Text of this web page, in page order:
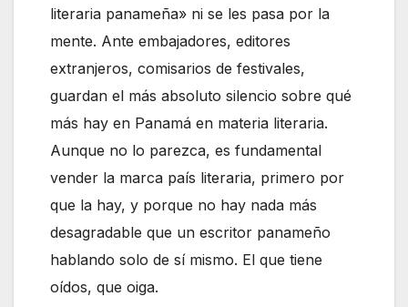
literaria panameña» ni se les pasa por la
mente. Ante embajadores, editores
extranjeros, comisarios de festivales,
guardan el más absoluto silencio sobre qué
más hay en Panamá en materia literaria.
Aunque no lo parezca, es fundamental
vender la marca país literaria, primero por
que la hay, y porque no hay nada más
desagradable que un escritor panameño
hablando solo de sí mismo. El que tiene
oídos, que oiga.